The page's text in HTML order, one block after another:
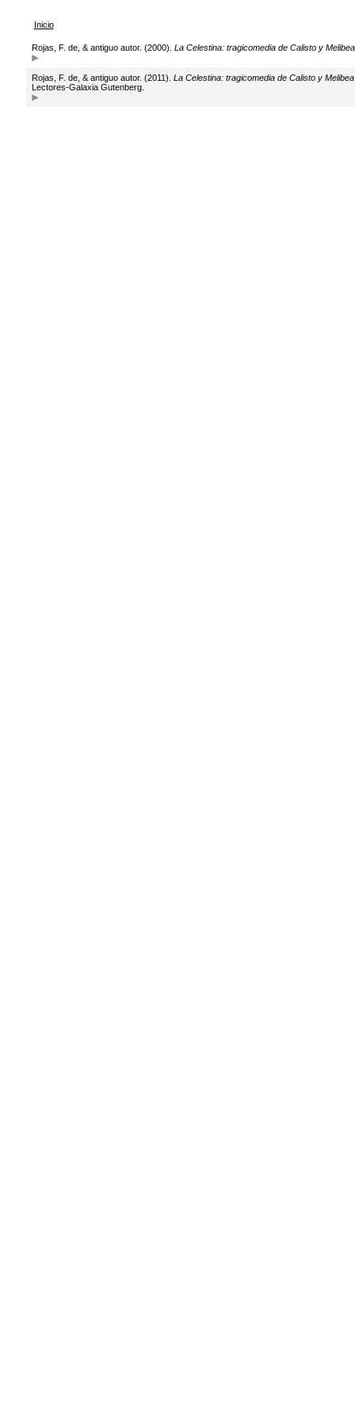
Inicio
Rojas, F. de, & antiguo autor. (2000). La Celestina: tragicomedia de Calisto y Melibea
Rojas, F. de, & antiguo autor. (2011). La Celestina: tragicomedia de Calisto y Melibea
Lectores-Galaxia Gutenberg.